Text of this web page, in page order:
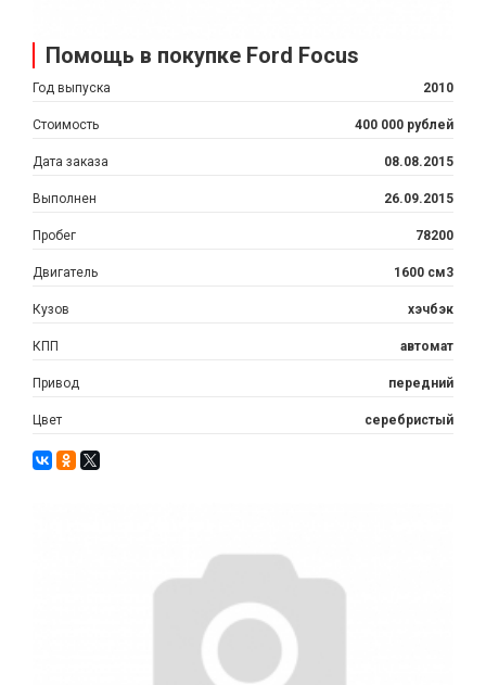
Помощь в покупке Ford Focus
Год выпуска 2010
Стоимость 400 000 рублей
Дата заказа 08.08.2015
Выполнен 26.09.2015
Пробег 78200
Двигатель 1600 см3
Кузов хэчбэк
КПП автомат
Привод передний
Цвет серебристый